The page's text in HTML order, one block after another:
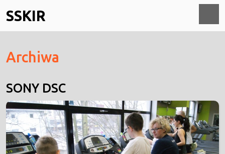
to
content
SSKIR
Archiwa
SONY DSC